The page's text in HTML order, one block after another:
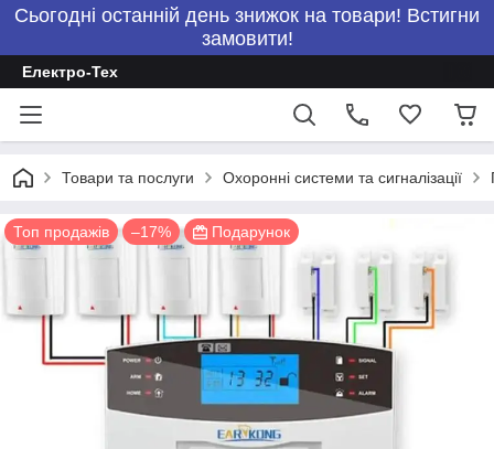
Сьогодні останній день знижок на товари! Встигни
замовити!
Електро-Тех
Товари та послуги Охоронні системи та сигналізації
Топ продажів –17% Подарунок